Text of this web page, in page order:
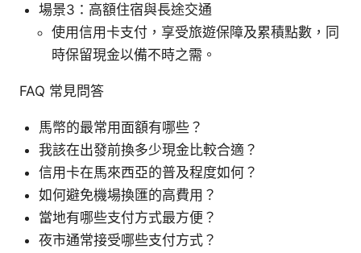
場景3：高額住宿與長途交通
使用信用卡支付，享受旅遊保障及累積點數，同
時保留現金以備不時之需。
FAQ 常見問答
馬幣的最常用面額有哪些？
我該在出發前換多少現金比較合適？
信用卡在馬來西亞的普及程度如何？
如何避免機場換匯的高費用？
當地有哪些支付方式最方便？
夜市通常接受哪些支付方式？